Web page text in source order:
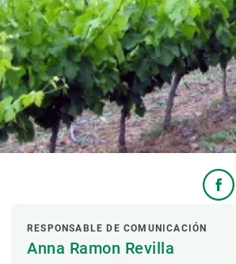
RESPONSABLE DE COMUNICACIÓN
Anna Ramon Revilla